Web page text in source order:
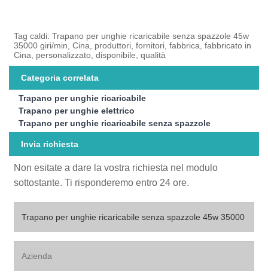
Tag caldi: Trapano per unghie ricaricabile senza spazzole 45w
35000 giri/min, Cina, produttori, fornitori, fabbrica, fabbricato in
Cina, personalizzato, disponibile, qualità
Categoria correlata
Trapano per unghie ricaricabile
Trapano per unghie elettrico
Trapano per unghie ricaricabile senza spazzole
Invia richiesta
Non esitate a dare la vostra richiesta nel modulo
sottostante. Ti risponderemo entro 24 ore.